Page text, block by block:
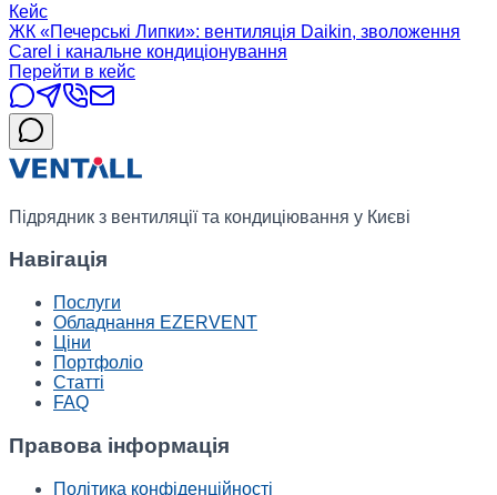
Кейс
ЖК «Печерські Липки»: вентиляція Daikin, зволоження
Carel і канальне кондиціонування
Перейти в кейс
Підрядник з вентиляції та кондиціювання у Києві
Навігація
Послуги
Обладнання EZERVENT
Ціни
Портфоліо
Статті
FAQ
Правова інформація
Політика конфіденційності